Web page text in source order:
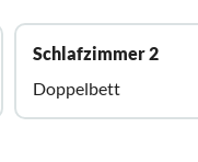
Schlafzimmer 2
Doppelbett